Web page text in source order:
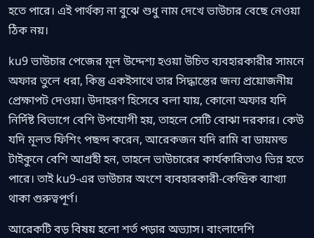
হতে পারে। এই পার্থক্য না বুঝে শুধু নাম দেখে ভাউচার বেছে নেওয়া
ঠিক নয়।
ku9 ভাউচার পেজের মূল উদ্দেশ্য হওয়া উচিত ব্যবহারকারীর সামনে
অফার তুলে ধরা, কিন্তু একইসাথে তার সিদ্ধান্তের জন্য প্রয়োজনীয়
প্রেক্ষাপট দেওয়া। উদাহরণ হিসেবে বলা যায়, কোনো অফার যদি
নির্দিষ্ট বিভাগে বেশি উপযোগী হয়, তাহলে সেটি বোঝা দরকার। কেউ
যদি মূলত ফিশিং পছন্দ করেন, আরেকজন যদি রামি বা ডায়মন্ড
টাইকুনে বেশি আগ্রহী হন, তাহলে ভাউচারের কার্যকারিতাও ভিন্ন হতে
পারে। তাই ku9-এর ভাউচার অংশে ব্যবহারকারী-কেন্দ্রিক ব্যাখ্যা
থাকা গুরুত্বপূর্ণ।
আরেকটি বড় বিষয় হলো শর্ত পড়ার অভ্যাস। বাংলাদেশি